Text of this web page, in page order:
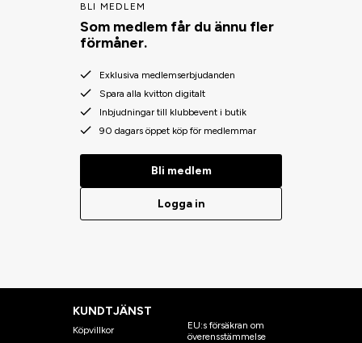
BLI MEDLEM
Som medlem får du ännu fler
förmåner.
Exklusiva medlemserbjudanden
Spara alla kvitton digitalt
Inbjudningar till klubbevent i butik
90 dagars öppet köp för medlemmar
Bli medlem
Logga in
KUNDTJÄNST
Köpvillkor
EU:s försäkran om
överensstämmelse